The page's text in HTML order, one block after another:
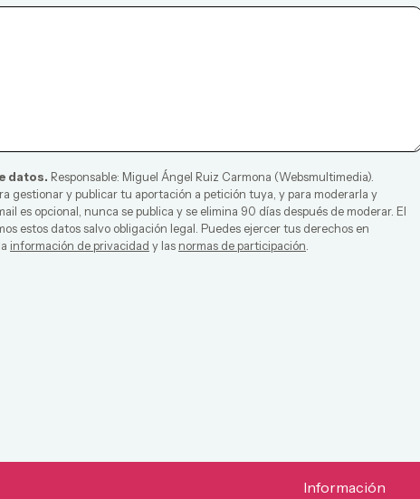
datos. Responsable: Miguel Ángel Ruiz Carmona (Websmultimedia).
gestionar y publicar tu aportación a petición tuya, y para moderarla y
es opcional, nunca se publica y se elimina 90 días después de moderar. El
estos datos salvo obligación legal. Puedes ejercer tus derechos en
información de privacidad y las normas de participación.
Información